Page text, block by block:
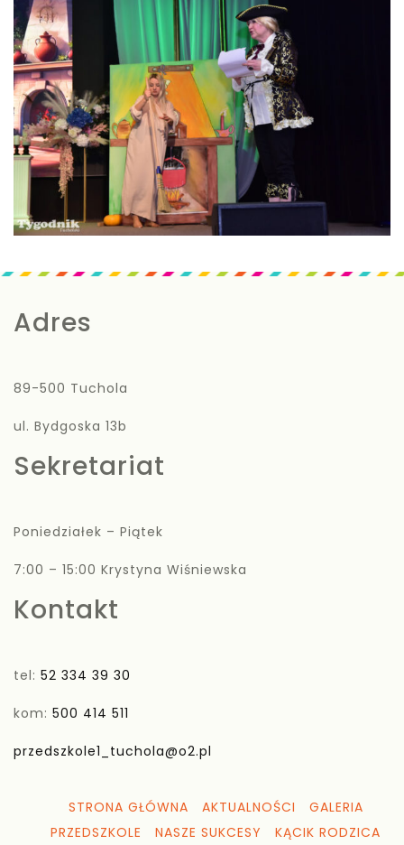
Adres
89-500 Tuchola
ul. Bydgoska 13b
Sekretariat
Poniedziałek – Piątek
7:00 – 15:00 Krystyna Wiśniewska
Kontakt
tel: 52 334 39 30
kom: 500 414 511
przedszkole1_tuchola@o2.pl
STRONA GŁÓWNA AKTUALNOŚCI
GALERIA
PRZEDSZKOLE
NASZE SUKCESY KĄCIK RODZICA